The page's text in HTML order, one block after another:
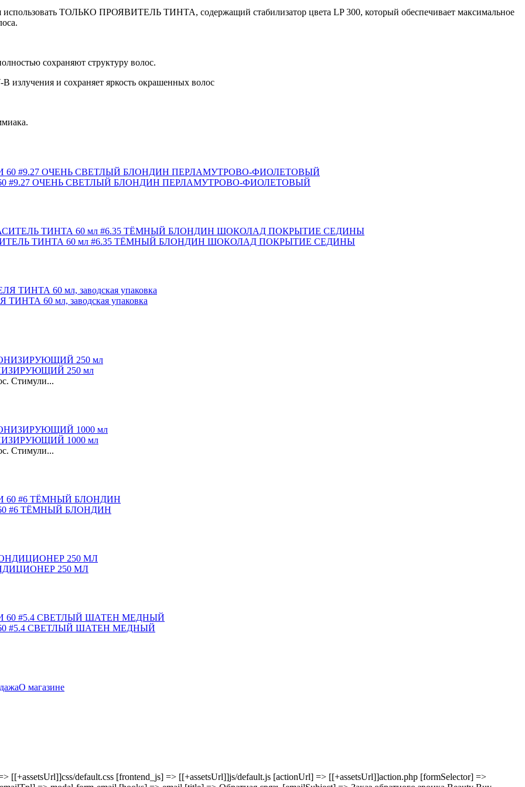
использовать ТОЛЬКО ПРОЯВИТЕЛЬ ТИНТА, содержащий стабилизатор цвета LP 300, который обеспечивает максимальное
сохраняют структуру волос.
излучения и сохраняет яркость окрашенных волос
#9.27 ОЧЕНЬ СВЕТЛЫЙ БЛОНДИН ПЕРЛАМУТРОВО-ФИОЛЕТОВЫЙ
ТИНТА 60 мл #6.35 ТЁМНЫЙ БЛОНДИН ШОКОЛАД ПОКРЫТИЕ СЕДИНЫ
60 мл, заводская упаковка
250 мл
Стимули...
1000 мл
Стимули...
#6 ТЁМНЫЙ БЛОНДИН
250 МЛ
#5.4 СВЕТЛЫЙ ШАТЕН МЕДНЫЙ
О магазине
default.css [frontend_js] => [[+assetsUrl]]js/default.js [actionUrl] => [[+assetsUrl]]action.php [formSelector] =>